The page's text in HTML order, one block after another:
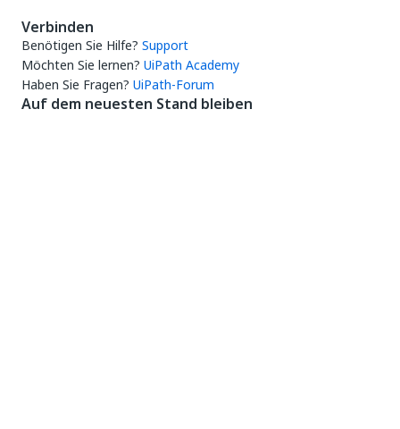
Verbinden
Benötigen Sie Hilfe? Support
Möchten Sie lernen? UiPath Academy
Haben Sie Fragen? UiPath-Forum
Auf dem neuesten Stand bleiben